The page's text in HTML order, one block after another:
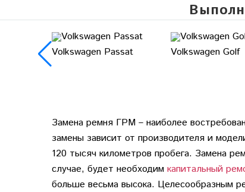
Volkswagen Passat Volkswagen Golf
Замена ремня ГРМ – наиболее
замены зависит от производителя и
120 тысяч километров пробега. Замена
случае, будет необходим капитальный
больше весьма высока. Целесообразным